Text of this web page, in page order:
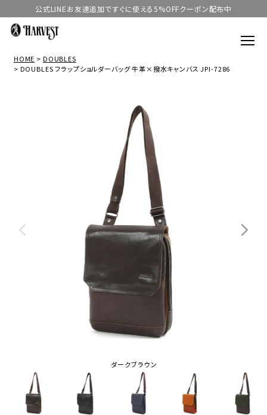
公式LINEお友達追加ですぐに使える5%OFFクーポン配布中
HOME
DOUBLES
DOUBLES フラップショルダーバッグ 牛革×撥水キャンバス JPI-7286
ダークブラウン